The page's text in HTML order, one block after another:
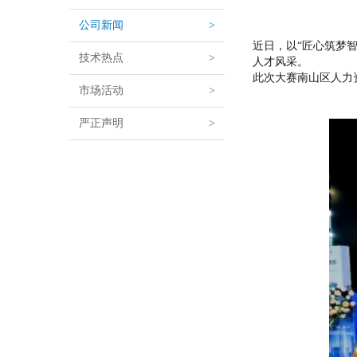
公司新闻 >
技术热点 >
市场活动 >
严正声明 >
近日，以“匠心筑梦
人才风采。
此次大赛南山区人